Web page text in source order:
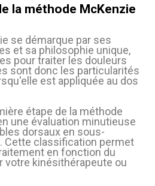
(12
la méthode McKenzie
se démarque par ses
et sa philosophie unique,
pour traiter les douleurs
sont donc les particularités
est appliquée au dos
étape de la méthode
une évaluation minutieuse
dorsaux en sous-
Cette classification permet
en fonction du
votre kinésithérapeute ou